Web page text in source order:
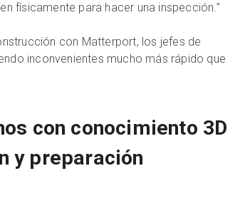
físicamente para hacer una inspección.”
con Matterport, los jefes de
inconvenientes mucho más rápido que
con conocimiento 3D
y preparación